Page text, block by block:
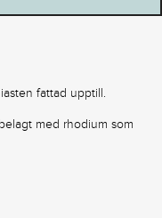
fattad upptill.
med rhodium som